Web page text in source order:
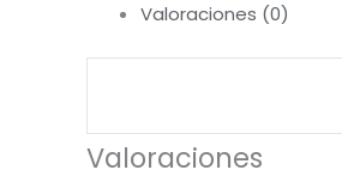
Valoraciones (0)
Valoraciones